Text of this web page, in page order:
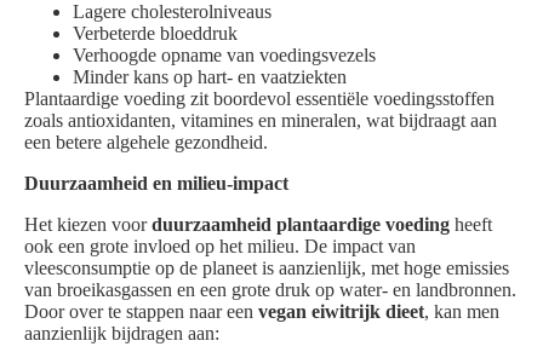
Lagere cholesterolniveaus
Verbeterde bloeddruk
Verhoogde opname van voedingsvezels
Minder kans op hart- en vaatziekten
Plantaardige voeding zit boordevol essentiële voedingsstoffen
zoals antioxidanten, vitamines en mineralen, wat bijdraagt aan
een betere algehele gezondheid.
Duurzaamheid en milieu-impact
Het kiezen voorduurzaamheid plantaardige voeding heeft
ook een grote invloed op het milieu. De impact van
vleesconsumptie op de planeet is aanzienlijk, met hoge emissies
van broeikasgassen en een grote druk op water- en landbronnen.
Door over te stappen naar een vegan eiwitrijk dieet, kan men
aanzienlijk bijdragen aan: